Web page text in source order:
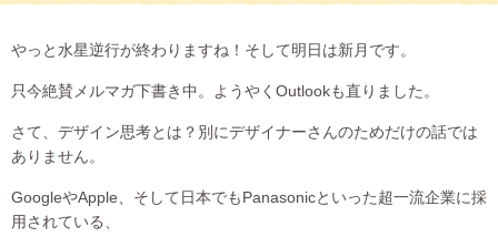
やっと水星逆行が終わりますね！そして明日は新月です。
只今絶賛メルマガ下書き中。ようやくOutlookも直りました。
さて、デザイン思考とは？別にデザイナーさんのためだけの話では
ありません。
GoogleやApple、そして日本でもPanasonicといった超一流企業に採
用されている、